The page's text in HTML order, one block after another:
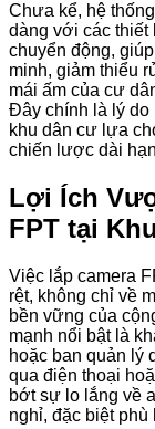
Chưa kể, hệ
dàng với các thiết
chuyển động,
minh, giảm thiểu
mái ấm của cư
Đây chính là lý do
khu dân cư lựa
chiến lược dài
Lợi Ích
FPT tại
Việc lắp camera
rệt, không chỉ về
bền vững của
mạnh nổi bật là
hoặc ban quản lý
qua điện thoại
bớt sự lo lắng về
nghỉ, đặc biệt